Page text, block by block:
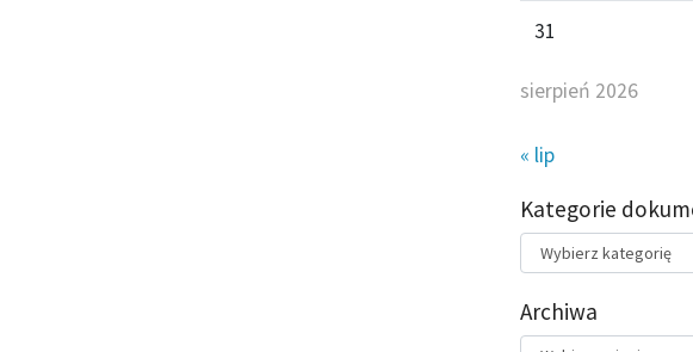
sierpień 2026
31
« lip
Kategorie
Kategorie
dokumentów
Archiwa
Archiwa